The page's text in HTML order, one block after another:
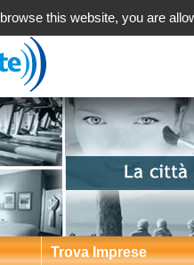
Trova Imprese
this website, you are